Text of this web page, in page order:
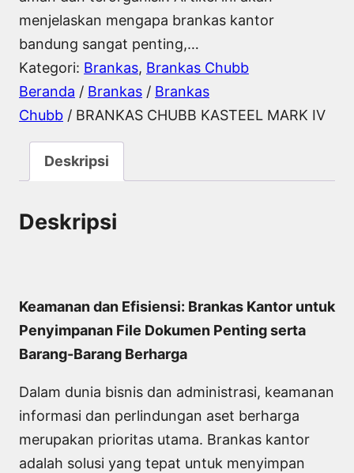
menjelaskan mengapa brankas kantor
bandung sangat penting,…
Kategori: Brankas, Brankas Chubb
Beranda / Brankas / Brankas
Chubb / BRANKAS CHUBB KASTEEL MARK IV
Deskripsi
Deskripsi
Keamanan dan Efisiensi: Brankas Kantor untuk
Penyimpanan File Dokumen Penting serta
Barang-Barang Berharga
Dalam dunia bisnis dan administrasi, keamanan
informasi dan perlindungan aset berharga
merupakan prioritas utama. Brankas kantor
adalah solusi yang tepat untuk menyimpan